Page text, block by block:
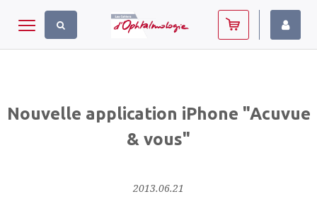
Toggle navigation
Nouvelle application iPhone "Acuvue
& vous"
2013.06.21
Panneau de gestion des cookies